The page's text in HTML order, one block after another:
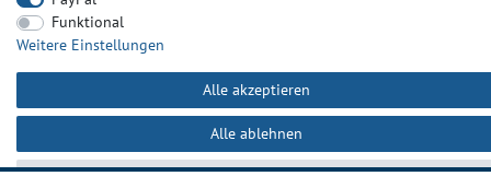
Funktional
Weitere Einstellungen
Alle akzeptieren
Alle ablehnen